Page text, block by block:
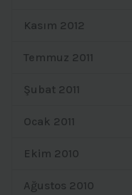
Kasım 2012
Temmuz 2011
Şubat 2011
Ocak 2011
Ekim 2010
Ağustos 2010